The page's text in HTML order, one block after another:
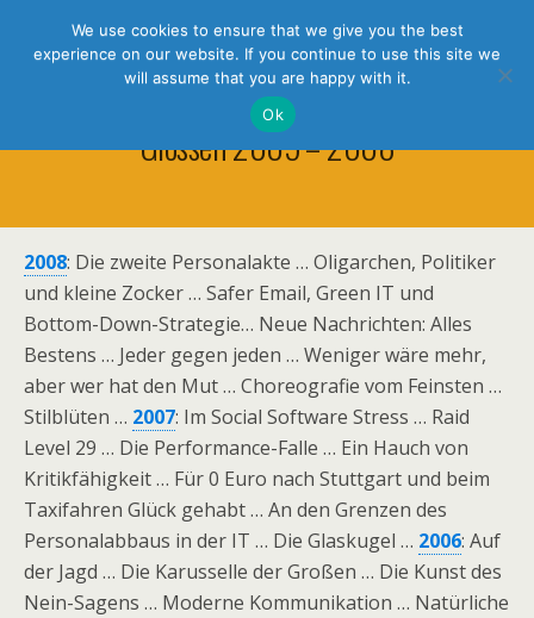
holistic thinking
Glossen 2005 – 2008
2008: Die zweite Personalakte … Oligarchen, Politiker
und kleine Zocker … Safer Email, Green IT und
Bottom-Down-Strategie… Neue Nachrichten: Alles
Bestens … Jeder gegen jeden … Weniger wäre mehr,
aber wer hat den Mut … Choreografie vom Feinsten …
Stilblüten … 2007: Im Social Software Stress … Raid
Level 29 … Die Performance-Falle … Ein Hauch von
Kritikfähigkeit … Für 0 Euro nach Stuttgart und beim
Taxifahren Glück gehabt … An den Grenzen des
Personalabbaus in der IT … Die Glaskugel … 2006: Auf
der Jagd … Die Karusselle der Großen … Die Kunst des
Nein-Sagens … Moderne Kommunikation … Natürliche
We use cookies to ensure that we give you the best
experience on our website. If you continue to use this site we
will assume that you are happy with it.
Ok